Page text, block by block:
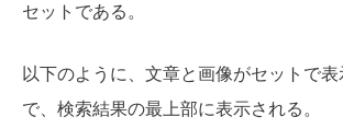
セットである。
以下のように、文章と画像がセットで
で、検索結果の最上部に表示される。